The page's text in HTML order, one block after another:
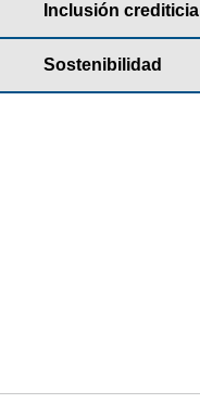
Inclusión crediticia
Sostenibilidad